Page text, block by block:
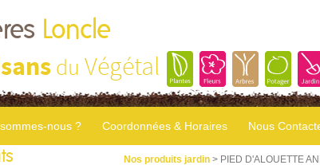
Loncle
du Végétal
nous ? Coordonnées & Horaires Nous
Nos produits jardin > PIED D'ALOUETTE